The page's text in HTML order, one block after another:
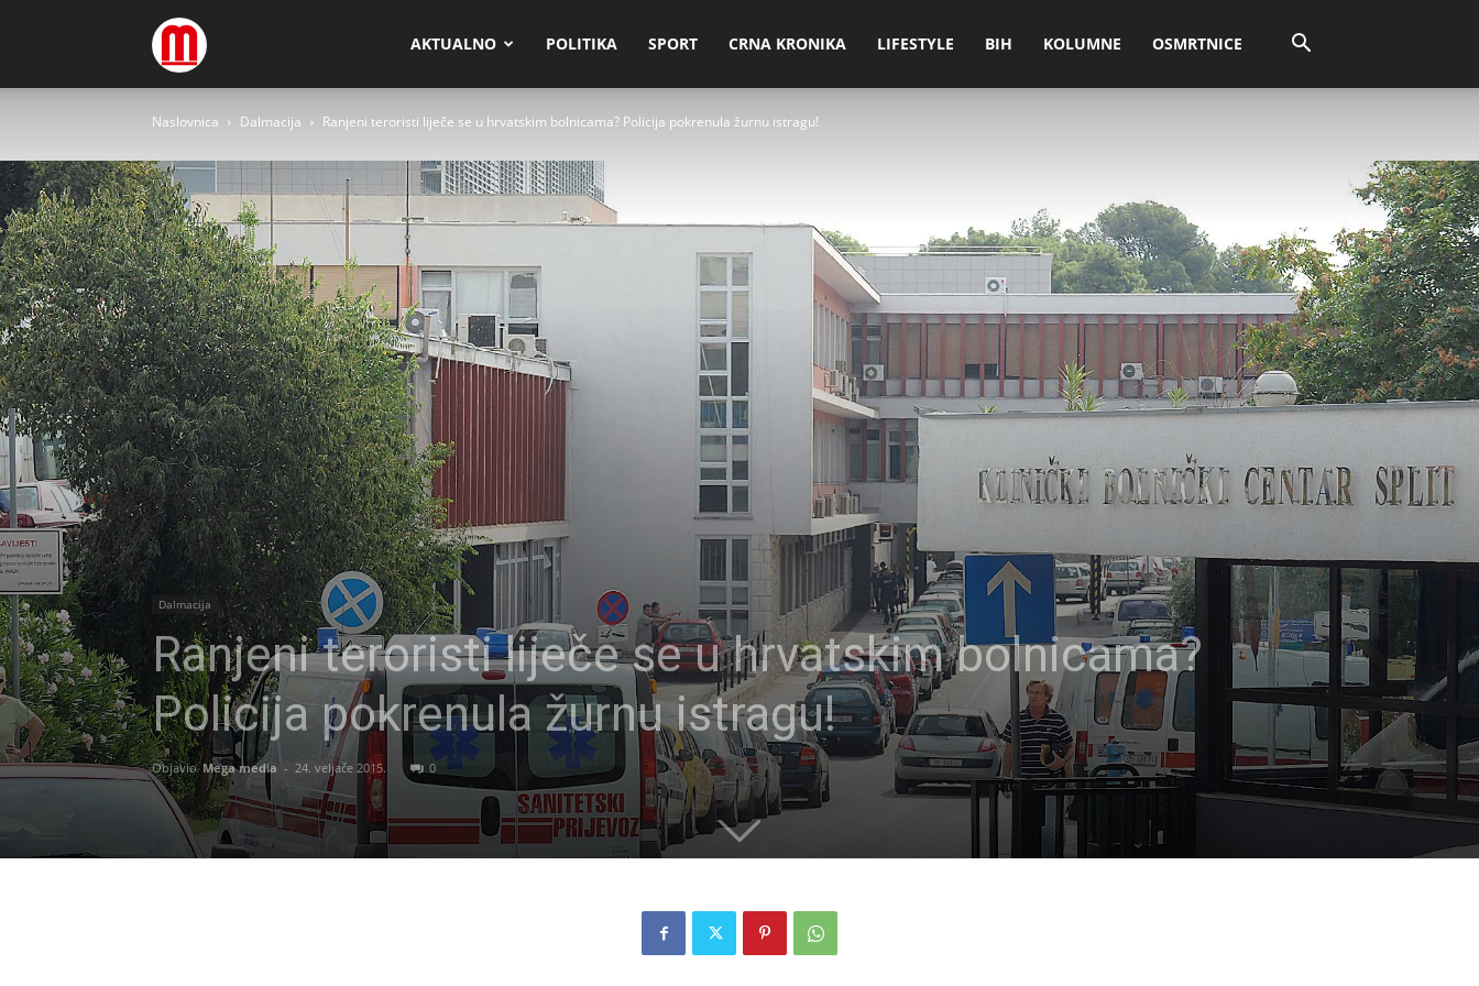
Megamedia AKTUALNO POLITIKA SPORT CRNA KRONIKA LIFESTYLE BIH KOLUMNE OSMRTNICE
Naslovnica Dalmacija Ranjeni teroristi liječe se u hrvatskim bolnicama? Policija pokrenula žurnu istragu!
Dalmacija
Ranjeni teroristi liječe se u hrvatskim bolnicama?
Policija pokrenula žurnu istragu!
Objavio Mega media - 24. veljače 2015. 0